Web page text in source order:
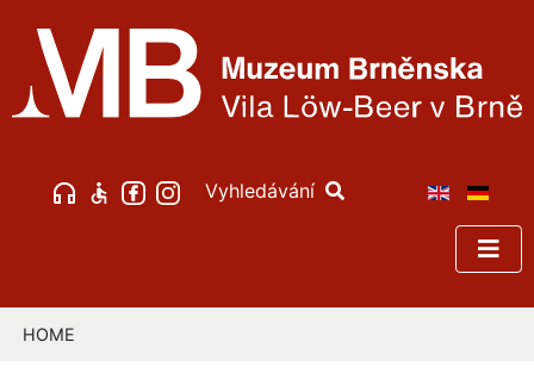
Vyhledávání
HOME